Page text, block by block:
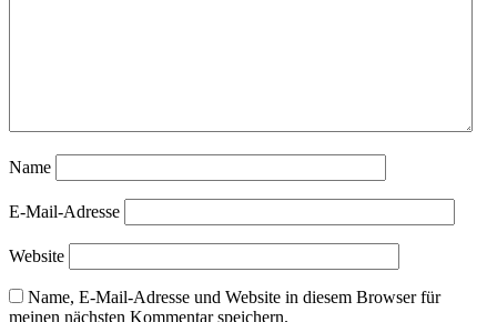
Name
E-Mail-Adresse
Website
Name, E-Mail-Adresse und Website in diesem Browser für
meinen nächsten Kommentar speichern.